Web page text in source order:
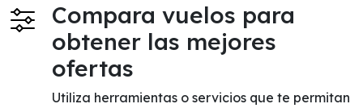
Compara vuelos para
obtener las mejores
ofertas
Utiliza herramientas o servicios que te permitan